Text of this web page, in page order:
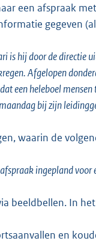
een afspraak met
gegeven
is hij door de directie
Afgelopen
een heleboel
bij zijn
waarin de
ingepland
beeldbellen. In
en